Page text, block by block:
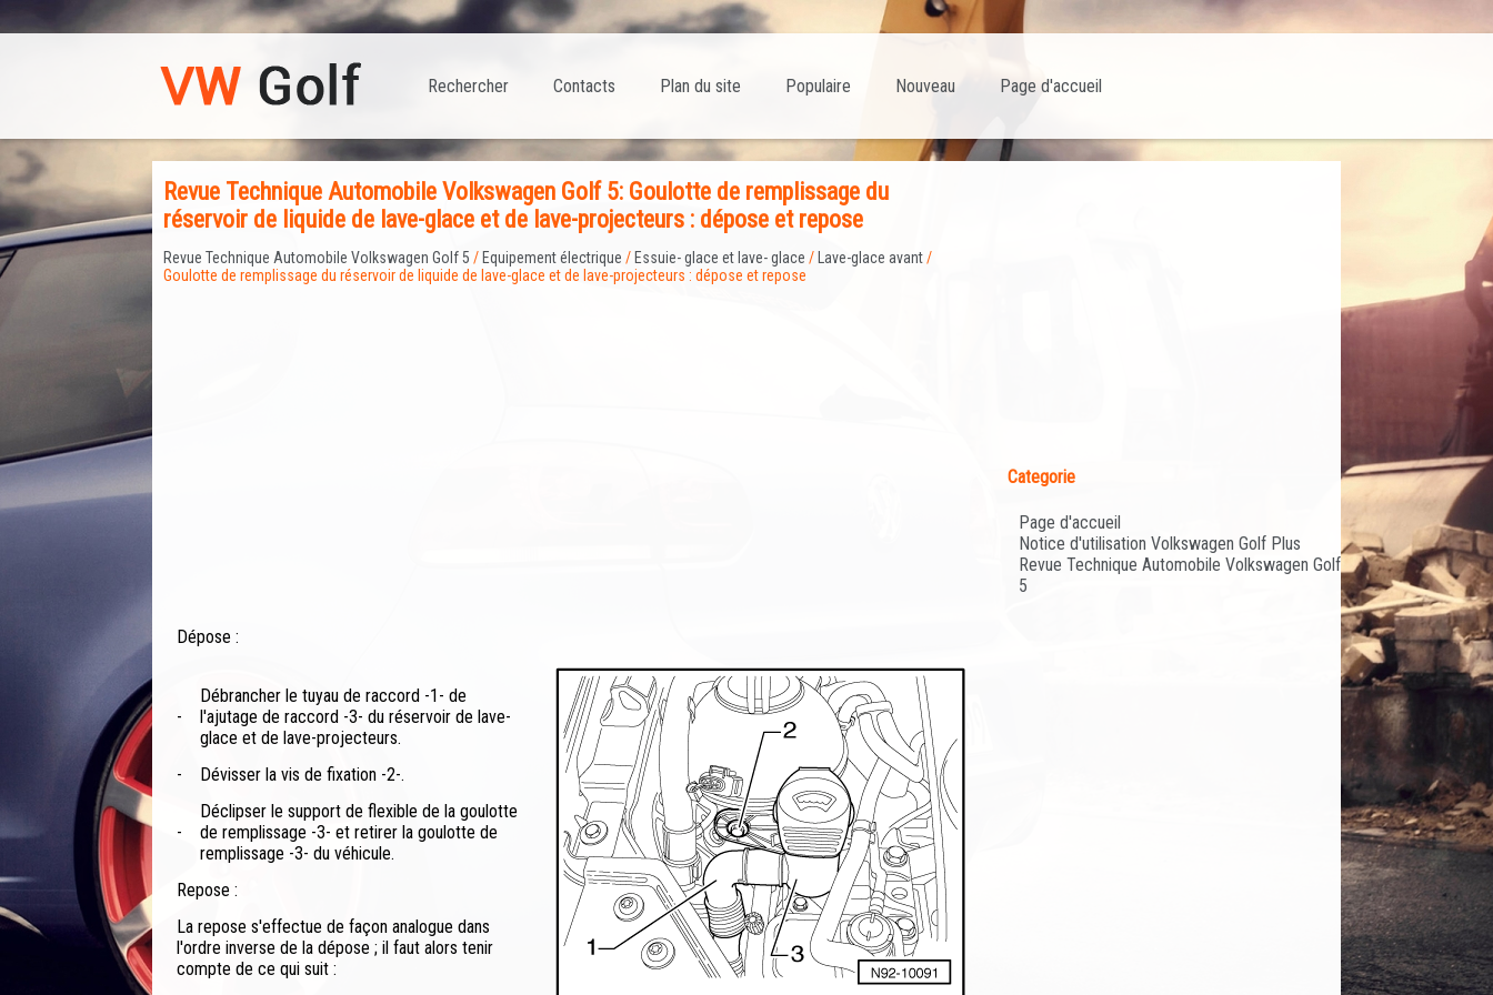
Page d'accueil
Nouveau
Populaire
Plan du site
Contacts
Rechercher
Revue Technique Automobile Volkswagen Golf 5: Goulotte de remplissage du
réservoir de liquide de lave-glace et de lave-projecteurs : dépose et repose
Revue Technique Automobile Volkswagen Golf 5 / Equipement électrique / Essuie- glace et lave- glace / Lave-glace avant/
Goulotte de remplissage du réservoir de liquide de lave-glace et de lave-projecteurs : dépose et repose
Dépose :
-
Débrancher le tuyau de raccord -1- de
l'ajutage de raccord -3- du réservoir de lave-
glace et de lave-projecteurs.
-
Dévisser la vis de fixation -2-.
-
Déclipser le support de flexible de la goulotte
de remplissage -3- et retirer la goulotte de
remplissage -3- du véhicule.
Repose :
La repose s'effectue de façon analogue dans
l'ordre inverse de la dépose ; il faut alors tenir
compte de ce qui suit :
Categorie
Page d'accueil
Notice d'utilisation Volkswagen Golf Plus
Revue Technique Automobile Volkswagen Golf
5